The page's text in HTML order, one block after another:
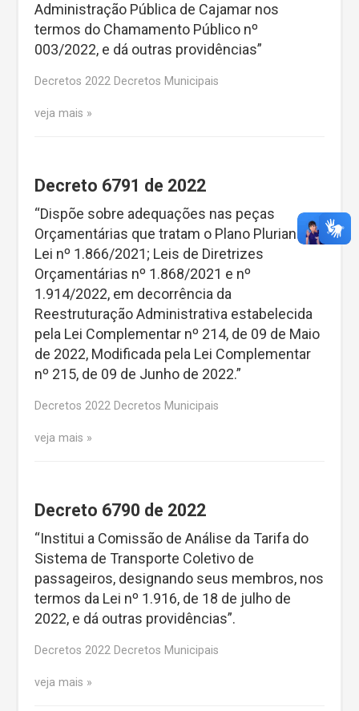
Administração Pública de Cajamar nos
termos do Chamamento Público nº
003/2022, e dá outras providências”
Decretos 2022 Decretos Municipais
veja mais
Decreto 6791 de 2022
“Dispõe sobre adequações nas peças
Orçamentárias que tratam o Plano Plurianual
Lei nº 1.866/2021; Leis de Diretrizes
Orçamentárias nº 1.868/2021 e nº
1.914/2022, em decorrência da
Reestruturação Administrativa estabelecida
pela Lei Complementar nº 214, de 09 de Maio
de 2022, Modificada pela Lei Complementar
nº 215, de 09 de Junho de 2022.”
Decretos 2022 Decretos Municipais
veja mais
Decreto 6790 de 2022
“Institui a Comissão de Análise da Tarifa do
Sistema de Transporte Coletivo de
passageiros, designando seus membros, nos
termos da Lei nº 1.916, de 18 de julho de
2022, e dá outras providências”.
Decretos 2022 Decretos Municipais
veja mais